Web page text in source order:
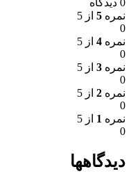
0 دیدگاه
نمره 5 از 5
0
نمره 4 از 5
0
نمره 3 از 5
0
نمره 2 از 5
0
نمره 1 از 5
0
دیدگاهها